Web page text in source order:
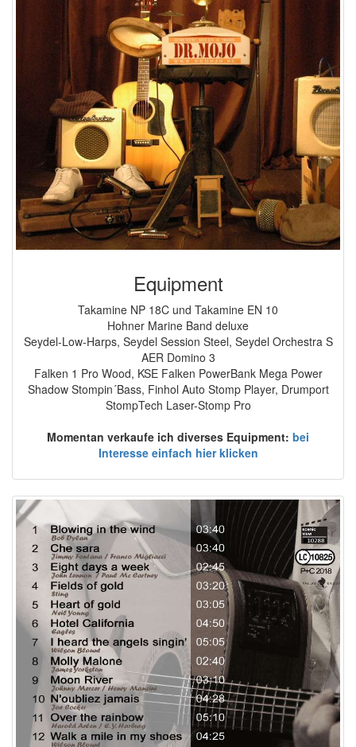
Equipment
Takamine NP 18C und Takamine EN 10
Hohner Marine Band deluxe
Seydel-Low-Harps, Seydel Session Steel, Seydel Orchestra S
AER Domino 3
Falken 1 Pro Wood, KSE Falken PowerBank Mega Power
Shadow Stompin´Bass, Finhol Auto Stomp Player, Drumport
StompTech Laser-Stomp Pro
Momentan verkaufe ich diverses Equipment: bei
Interesse einfach hier klicken